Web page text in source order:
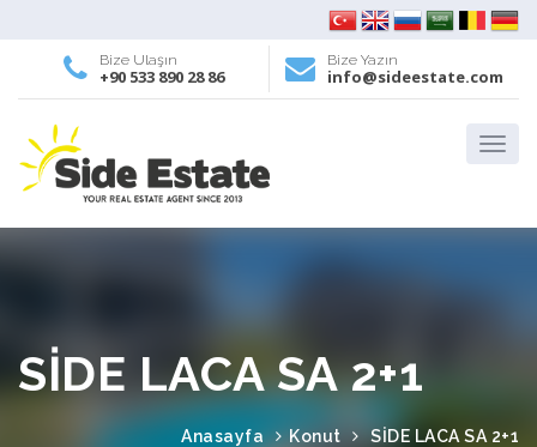
Bize Ulaşın
+90 533 890 28 86
Bize Yazın
info@sideestate.com
SİDE LACA SA 2+1
Anasayfa Konut SİDE LACA SA 2+1